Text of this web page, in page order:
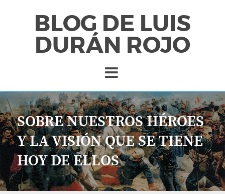
BLOG DE LUIS
DURÁN ROJO
SOBRE NUESTROS HÉROES
Y LA VISIÓN QUE SE TIENE
HOY DE ELLOS